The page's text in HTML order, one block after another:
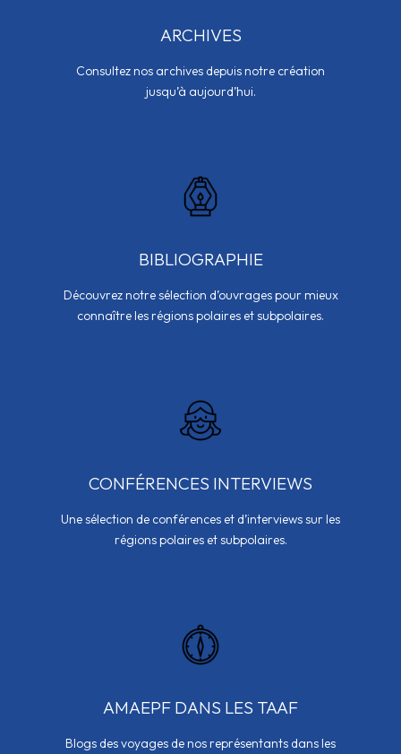
ARCHIVES
Consultez nos archives depuis notre création
jusqu’à aujourd’hui.
BIBLIOGRAPHIE
Découvrez notre sélection d’ouvrages pour mieux
connaître les régions polaires et subpolaires.
CONFÉRENCES INTERVIEWS
Une sélection de conférences et d’interviews sur les
régions polaires et subpolaires.
AMAEPF DANS LES TAAF
Blogs des voyages de nos représentants dans les